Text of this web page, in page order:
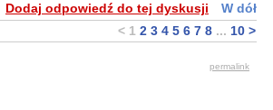
Dodaj odpowiedź do tej dyskusji
W dół
< 1 2 3 4 5 6 7 8 ... 10 >
permalink